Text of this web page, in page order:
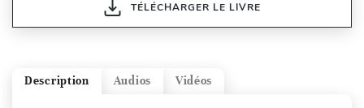
TÉLÉCHARGER LE LIVRE
Vidéos
Audios
Description